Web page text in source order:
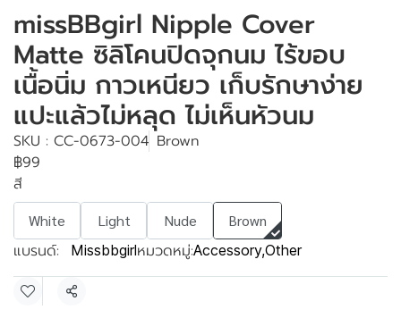
missBBgirl Nipple Cover
Matte ซิลิโคนปิดจุกนม ไร้ขอบ
เนื้อนิ่ม กาวเหนียว เก็บรักษาง่าย
แปะแล้วไม่หลุด ไม่เห็นหัวนม
SKU : CC-0673-004 Brown
฿99
สี
White Light Nude Brown
แบรนด์: Missbbgirlหมวดหมู่:Accessory,Other
แชร์